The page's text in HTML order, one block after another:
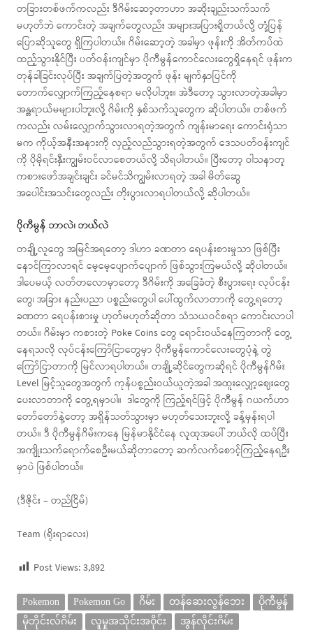
တခြားတစ်ဖက်ကလည်း ဒီဂိမ်းဆော့တာဟာ အဆိုးချည်းသက်သက်
မဟုတ်ဘဲ ကောင်းတဲ့ အချက်တွေလည်း အများအပြားရှိတယ်လို့ တုံ့ပြန်
ပြောဆိုသူတွေ ရှိကြပါတယ်။ ဂိမ်းဆော့တဲ့ အခါမှာ ဖုန်းကို အိတ်ကပ်ထဲ
ထည့်သွားနိုင်ပြီး ပတ်ဝန်းကျင်မှာ ပိုကီမွန်ကောင်လေးတွေရှိနေရင် ဖုန်းက
တုန်ခါခြင်းလုပ်ပြီး အချက်ပြတဲ့အတွက် ဖုန်း မျက်နှာပြင်ကို
တောက်လျှောက်ကြည့်နေစရာ မလိုပါဘူး။ အဲဒီတော့ သွားလာတဲ့အခါမှာ
အန္တရာယ်မများပါဘူးလို့ ဂိမ်းကို နှစ်သက်သူတွေက ဆိုပါတယ်။ တစ်ဖက်
ကလည်း လမ်းလျှောက်သွားလာရတဲ့အတွက် ကျန်းမာရေး ကောင်းရုံသာ
မက ကိုယ့်အနီးအနားကို လှည့်လည်သွားရတဲ့အတွက် ဒေသပတ်ဝန်းကျင်
ကို ပိုမိုရင်းနှီးကျွမ်းဝင်လာစေတယ်လို့ သိရပါတယ်။ ပြီးတော့ ဝါသနာတူ
ကစားဖော်အချင်းချင်း ခင်မင်သိကျွမ်းလာရတဲ့ အခါ မိတ်ဆွေ
အပေါင်းအသင်းတွေလည်း တိုးပွားလာရပါတယ်လို့ ဆိုပါတယ်။
ပိုကီမွန် ဘာလဲ၊ ဘယ်လဲ
တချို့လူတွေ အမြင်အရတော့ ဒါဟာ ခဏတာ ရေပန်းစားမှုသာ ဖြစ်ပြီး
နောင်ကြာလာရင် မေ့မေ့ပျောက်ပျောက် ဖြစ်သွားကြမယ်လို့ ဆိုပါတယ်။
ဒါပေမယ့် လတ်တလောမှာတော့ ဒီဂိမ်းကို အခြေခံတဲ့ စီးပွားရေး လုပ်ငန်း
တွေ၊ အခြား နည်းပညာ ပစ္စည်းတွေပါ ပေါ်ထွက်လာတာကို တွေ့ရတော့
ခဏတာ ရေပန်းစားမှု ဟုတ်မဟုတ်ဆိုတာ သံသယဝင်စရာ ကောင်းလာပါ
တယ်။ ဂိမ်းမှာ ကစားတဲ့ Poke Coins တွေ ရောင်းဝယ်နေကြတာကို တွေ့
နေရသလို လုပ်ငန်းကြော်ငြာတွေမှာ ပိုကီမွန်ကောင်လေးတွေပုံနဲ့ တွဲ
ကြော်ငြာတာကို မြင်လာရပါတယ်။ တချို့ဆိုင်တွေကဆိုရင် ပိုကီမွန်ဂိမ်း
Level မြင့်သူတွေအတွက် ကုန်ပစ္စည်းဝယ်ယူတဲ့အခါ အထူးလျှော့ဈေးတွေ
ပေးလာတာကို တွေ့ရမှာပါ။ ဒါတွေကို ကြည့်ရင်ဖြင့် ပိုကီမွန် ဂယက်ဟာ
တော်တော်နဲ့တော့ အရှိန်သတ်သွားမှာ မဟုတ်သေးဘူးလို့ ခန့်မှန်းရပါ
တယ်။ ဒီ ပိုကီမွန်ဂိမ်းကနေ မြန်မာနိုင်ငံနေ လူထုအပေါ် ဘယ်လို ထပ်ပြီး
အကျိုးသက်ရောက်စေဦးမယ်ဆိုတာတော့ ဆက်လက်စောင့်ကြည့်နေရဦး
မှာပဲ ဖြစ်ပါတယ်။
(ဒီဇိုင်း – တည်ငြိမ်)
Team (ရိုးရာလေး)
Post Views:3,892
Pokemon Pokemon Go ဂိမ်း တန်ဆေးလွန်ဘေး
ပိုကီမွန်
မိုဘိုင်းလ်ဂိမ်း
လူမှုအသိုင်းအဝိုင်း အွန်လိုင်းဂိမ်း